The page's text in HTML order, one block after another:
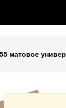
матовое